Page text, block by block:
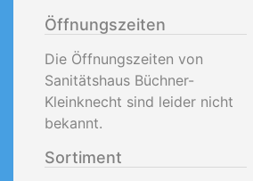
Öffnungszeiten
Die Öffnungszeiten von
Sanitätshaus Büchner-
Kleinknecht sind leider nicht
bekannt.
Sortiment